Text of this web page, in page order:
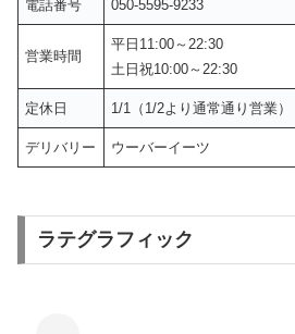
電話番号 050-5595-9233
営業時間
平日11:00～22:30
土日祝10:00～22:30
定休日 1/1（1/2より通常通り営業）
デリバリー ウーバーイーツ
ラテグラフィック